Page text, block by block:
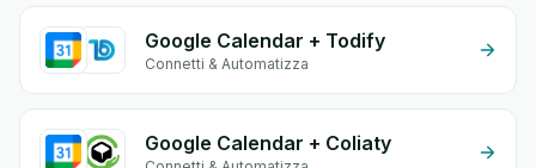
Google Calendar + Todify
Connetti & Automatizza
Google Calendar + Coliaty